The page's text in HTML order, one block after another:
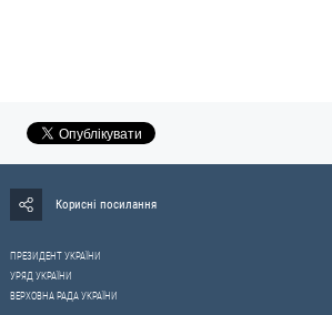
Корисні посилання
ПРЕЗИДЕНТ УКРАЇНИ
УРЯД УКРАЇНИ
ВЕРХОВНА РАДА УКРАЇНИ